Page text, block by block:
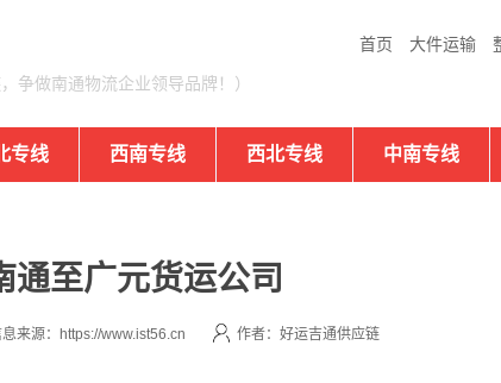
首页 大件运输
争做南通物流企业领导品牌！）
专线 西南专线 西北专线 中南专线
通至广元货运公司
来源：https://www.ist56.cn 作者：好运吉通供应链